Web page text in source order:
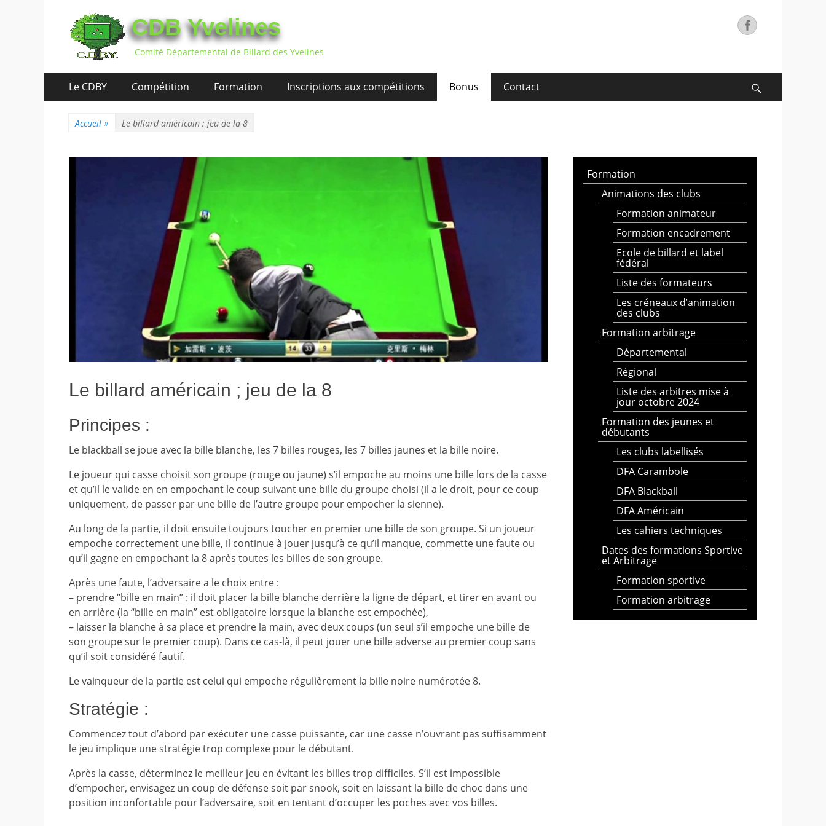
CDB Yvelines
Comité Départemental de Billard des Yvelines
Facebook
Premier
menu
Le CDBY Compétition Formation Inscriptions aux compétitions Bonus Contact
Accueil » Le billard américain ; jeu de la 8
Le billard américain ; jeu de la 8
Principes :
Le blackball se joue avec la bille blanche, les 7 billes rouges, les 7 billes jaunes et la bille noire.
Le joueur qui casse choisit son groupe (rouge ou jaune) s’il empoche au moins une bille lors de la casse
et qu’il le valide en en empochant le coup suivant une bille du groupe choisi (il a le droit, pour ce coup
uniquement, de passer par une bille de l’autre groupe pour empocher la sienne).
Au long de la partie, il doit ensuite toujours toucher en premier une bille de son groupe. Si un joueur
empoche correctement une bille, il continue à jouer jusqu’à ce qu’il manque, commette une faute ou
qu’il gagne en empochant la 8 après toutes les billes de son groupe.
Après une faute, l’adversaire a le choix entre :
– prendre “bille en main” : il doit placer la bille blanche derrière la ligne de départ, et tirer en avant ou
en arrière (la “bille en main” est obligatoire lorsque la blanche est empochée),
– laisser la blanche à sa place et prendre la main, avec deux coups (un seul s’il empoche une bille de
son groupe sur le premier coup). Dans ce cas-là, il peut jouer une bille adverse au premier coup sans
qu’il soit considéré fautif.
Le vainqueur de la partie est celui qui empoche régulièrement la bille noire numérotée 8.
Stratégie :
Commencez tout d’abord par exécuter une casse puissante, car une casse n’ouvrant pas suffisamment
le jeu implique une stratégie trop complexe pour le débutant.
Après la casse, déterminez le meilleur jeu en évitant les billes trop difficiles. S’il est impossible
d’empocher, envisagez un coup de défense soit par snook, soit en laissant la bille de choc dans une
position inconfortable pour l’adversaire, soit en tentant d’occuper les poches avec vos billes.
Formation
Animations des clubs
Formation animateur
Formation encadrement
Ecole de billard et label
fédéral
Liste des formateurs
Les créneaux d’animation
des clubs
Formation arbitrage
Départemental
Régional
Liste des arbitres mise à
jour octobre 2024
Formation des jeunes et
débutants
Les clubs labellisés
DFA Carambole
DFA Blackball
DFA Américain
Les cahiers techniques
Dates des formations Sportive
et Arbitrage
Formation sportive
Formation arbitrage